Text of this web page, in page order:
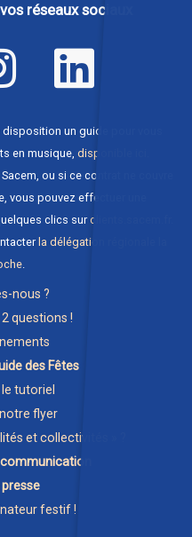
réseaux sociaux
un guide pour vous
en musique, disponible ici
ou si ce contrat ne couvre
vous pouvez effectuer une
clics surclients.sacem.fr
la délégation régionale la
nous ?
questions !
des Fêtes
tutoriel
flyer
et collectivités » ?
presse
festif !